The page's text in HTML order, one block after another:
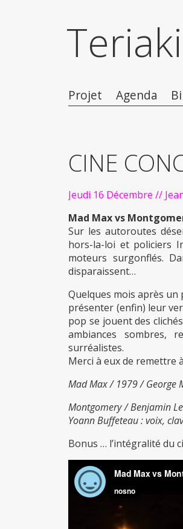
Teriaki
Projet Agenda
CINE
Jeudi 16 Décembre //
Mad Max vs
Sur les autoroutes
hors-la-loi et policiers
moteurs surgonflés.
disparaissent…
Quelques mois après un
présenter (enfin) leur
pop se jouent des
ambiances sombres,
surréalistes.
Merci à eux de remettre
Mad Max / 1979 /
Montgomery / Benjamin
Yoann Buffeteau : voix,
Bonus … l’intégralité du